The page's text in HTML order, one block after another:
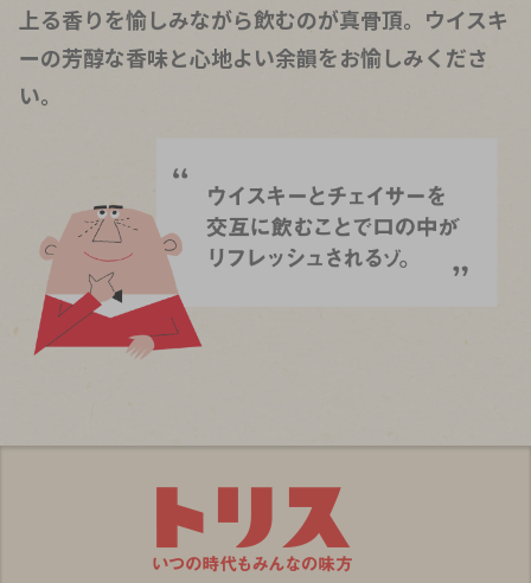
上る香りを愉しみながら飲むのが真骨頂。ウイスキ
ーの芳醇な香味と心地よい余韻をお愉しみくださ
い。